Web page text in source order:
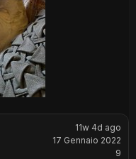
11w 4d ago
17 Gennaio 2022
9